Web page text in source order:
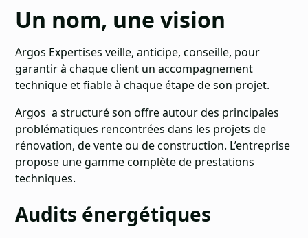
Un nom, une vision
Argos Expertises veille, anticipe, conseille, pour
garantir à chaque client un accompagnement
technique et fiable à chaque étape de son projet.
Argos a structuré son offre autour des principales
problématiques rencontrées dans les projets de
rénovation, de vente ou de construction. L’entreprise
propose une gamme complète de prestations
techniques.
Audits énergétiques